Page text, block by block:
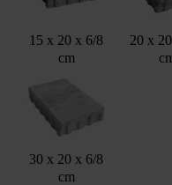
15 x 20 x 6/8
cm
20 x
30 x 20 x 6/8
cm